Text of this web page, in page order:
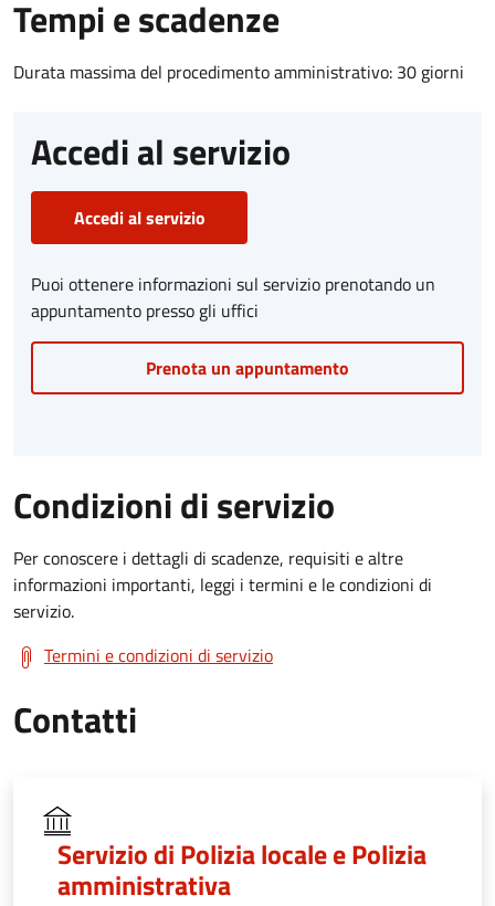
Tempi e scadenze
Durata massima del procedimento amministrativo: 30 giorni
Accedi al servizio
Accedi al servizio
Puoi ottenere informazioni sul servizio prenotando un
appuntamento presso gli uffici
Prenota un appuntamento
Condizioni di servizio
Per conoscere i dettagli di scadenze, requisiti e altre
informazioni importanti, leggi i termini e le condizioni di
servizio.
Termini e condizioni di servizio
Contatti
Servizio di Polizia locale e Polizia
amministrativa